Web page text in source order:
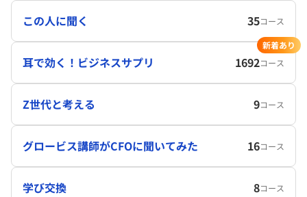
この人に聞く 35コース
耳で効く！ビジネスサプリ 1692コース
新着あり
Z世代と考える 9コース
グロービス講師がCFOに聞いてみた 16コース
学び交換 8コース